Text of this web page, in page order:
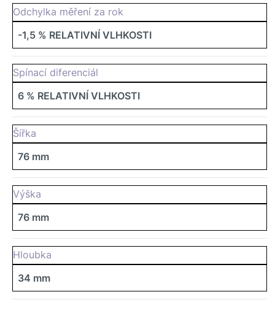
Odchylka měření za rok
-1,5 % RELATIVNÍ VLHKOSTI
Spínací diferenciál
6 % RELATIVNÍ VLHKOSTI
Šířka
76 mm
Výška
76 mm
Hloubka
34 mm